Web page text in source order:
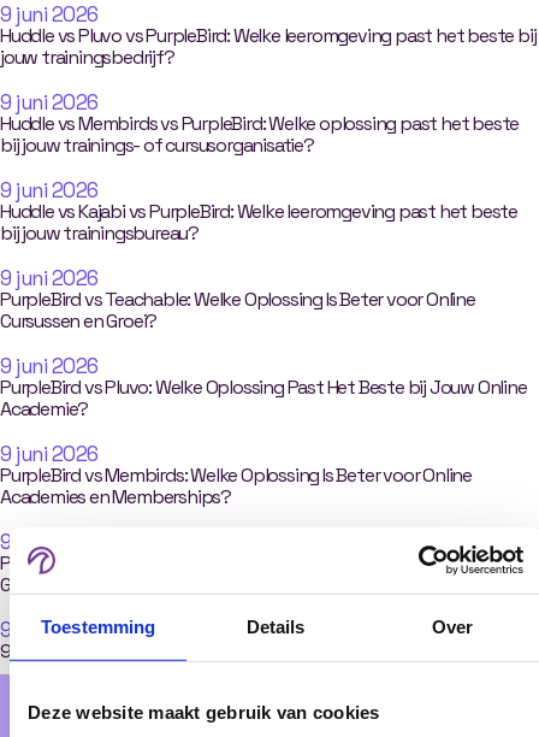
Toestemming Details Over
Deze website maakt gebruik van cookies
9 juni 2026
Huddle vs Pluvo vs PurpleBird: Welke leeromgeving past het beste bij
jouw trainingsbedrijf?
9 juni 2026
Huddle vs Membirds vs PurpleBird: Welke oplossing past het beste
bij jouw trainings- of cursusorganisatie?
9 juni 2026
Huddle vs Kajabi vs PurpleBird: Welke leeromgeving past het beste
bij jouw trainingsbureau?
9 juni 2026
PurpleBird vs Teachable: Welke Oplossing Is Beter voor Online
Cursussen en Groei?
9 juni 2026
PurpleBird vs Pluvo: Welke Oplossing Past Het Beste bij Jouw Online
Academie?
9 juni 2026
PurpleBird vs Membirds: Welke Oplossing Is Beter voor Online
Academies en Memberships?
9 juni 2026
PurpleBird vs Kajabi: Welk Platform Past Het Beste Bij Jouw
Groeiambities?
9 juni 2026
9 Huddle Alternatieven